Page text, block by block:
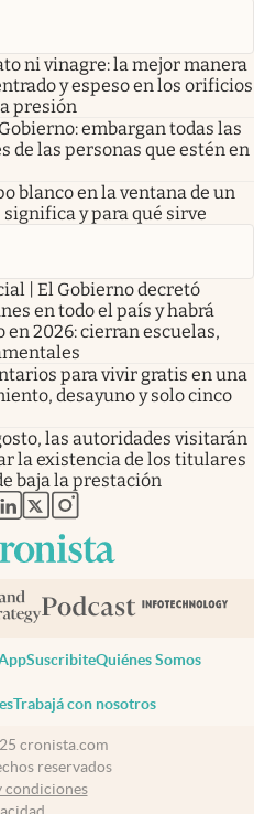
ni vinagre: la mejor manera
y espeso en los orificios
presión
embargan todas las
de las personas que estén en
blanco en la ventana de un
y para qué sirve
| El Gobierno decretó
en todo el país y habrá
2026: cierran escuelas,
para vivir gratis en una
desayuno y solo cinco
las autoridades visitarán
la existencia de los titulares
baja la prestación
nueva pestaña
en nueva pestaña
abre en nueva pestaña
abre en nueva pestaña
abre en nueva pestaña
SuscribiteQuiénes Somos
Trabajá con nosotros
cronista.com
reservados
condiciones